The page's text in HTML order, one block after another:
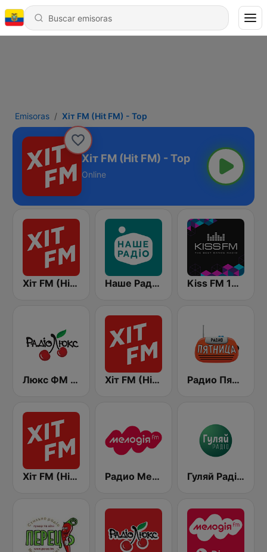
Emisoras Хіт FM (Hit FM) - Top
Хіт FM (Hit FM) - Top
Online
Хіт FM (Hit FM) Наше Радио (Nashe Radio) 107.9 Kiss FM 106.5 (Кисc ФМ)
Люкс ФМ Україна - Lux FM Ukraine Хіт FM (Hit FM) - Best Радио Пятница (Pyatnica)
Хіт FM (Hit FM) - Ukr Радио Мелодия (Radio Melodia) Гуляй Радіо (Guliay Radio)